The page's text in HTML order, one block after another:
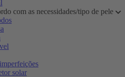
com as necessidades/tipo de pele
solar